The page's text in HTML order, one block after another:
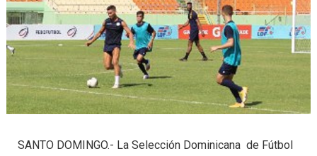
SANTO DOMINGO.- La Selección Dominicana de Fútbol